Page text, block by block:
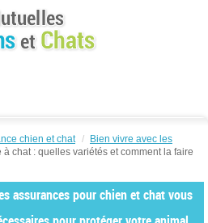
chien et chat /
Bien vivre avec les
à chat : quelles variétés et comment la faire
assurances pour chien et chat vous